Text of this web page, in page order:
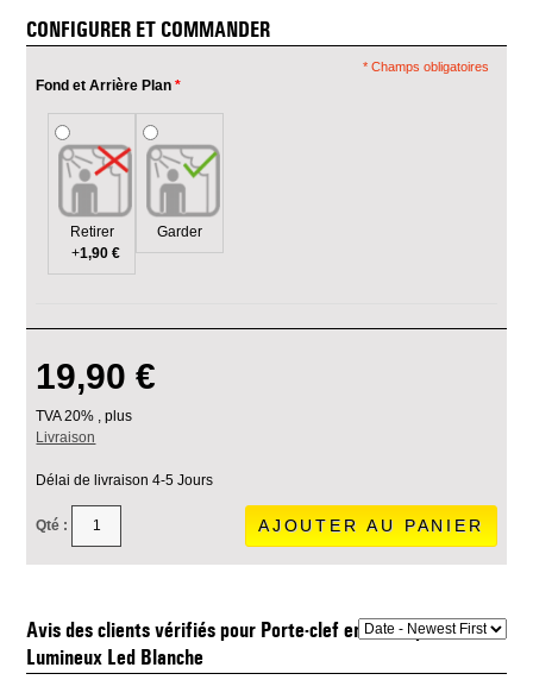
CONFIGURER ET COMMANDER
Fond et Arrière Plan *
Retirer
+1,90 €
Garder
* Champs obligatoires
19,90 €
TVA 20% , plus
Livraison
Délai de livraison 4-5 Jours
Qté : AJOUTER AU PANIER
Avis des clients vérifiés pour Porte-clef en verre photo 2d
Lumineux Led Blanche